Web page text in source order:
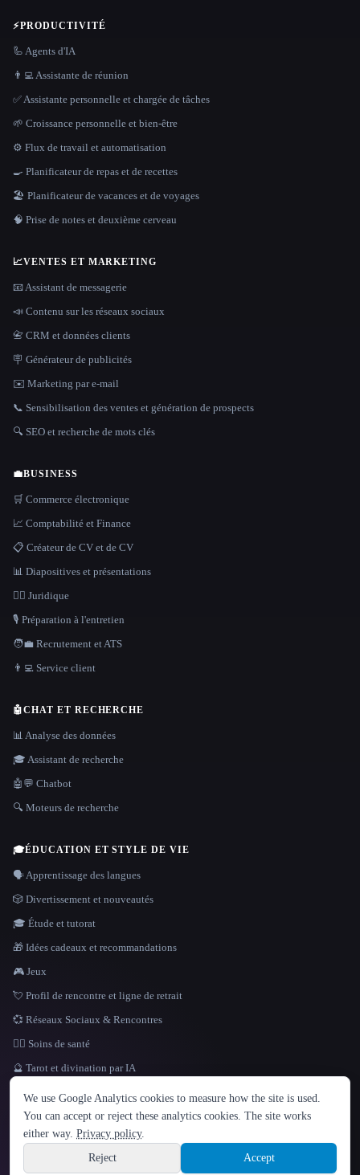
LANGUE
English español Français Русский 简体中文
Hindi
Sign up
⚡PRODUCTIVITÉ
🦾 Agents d'IA
👨‍💻 Assistante de réunion
✅ Assistante personnelle et chargée de tâches
🌱 Croissance personnelle et bien-être
⚙️ Flux de travail et automatisation
🍳 Planificateur de repas et de recettes
🏖 Planificateur de vacances et de voyages
🧠 Prise de notes et deuxième cerveau
📈VENTES ET MARKETING
📧 Assistant de messagerie
📣 Contenu sur les réseaux sociaux
📇 CRM et données clients
🪧 Générateur de publicités
✉️ Marketing par e-mail
📞 Sensibilisation des ventes et génération de prospects
🔍 SEO et recherche de mots clés
💼BUSINESS
🛒 Commerce électronique
📈 Comptabilité et Finance
📋 Créateur de CV et de CV
📊 Diapositives et présentations
👩‍⚖️ Juridique
🎙️ Préparation à l'entretien
🧑‍💼 Recrutement et ATS
👨‍💻 Service client
🤖CHAT ET RECHERCHE
📊 Analyse des données
🎓 Assistant de recherche
🤖💬 Chatbot
🔍 Moteurs de recherche
🎓ÉDUCATION ET STYLE DE VIE
🗣️ Apprentissage des langues
🎲 Divertissement et nouveautés
🎓 Étude et tutorat
🎁 Idées cadeaux et recommandations
🎮 Jeux
💘 Profil de rencontre et ligne de retrait
💞 Réseaux Sociaux & Rencontres
👩‍⚕️ Soins de santé
🔮 Tarot et divination par IA
Site information
© 2026 That AI Collection. Tous droits réservés.
Built with Metatron ★
build de3d624c
We use Google Analytics cookies to measure how the site is used.
You can accept or reject these analytics cookies. The site works
either way. Privacy policy.
Reject
Accept